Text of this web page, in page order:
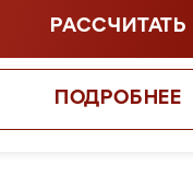
РАССЧИТАТЬ
ПОДРОБНЕЕ